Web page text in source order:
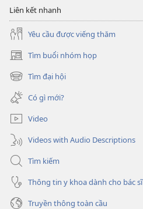
Liên kết nhanh
Yêu cầu được viếng thăm
Tìm buổi nhóm họp
(mở
cửa
sổ
mới)
Tìm đại hội
(mở
cửa
sổ
mới)
Có gì mới?
Video
Videos with Audio Descriptions
Tìm kiếm
Thông tin y khoa dành cho bác sĩ
Truyền thông toàn cầu